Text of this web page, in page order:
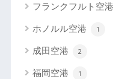
フランクフルト空港
ホノルル空港 1
成田空港 2
福岡空港 1